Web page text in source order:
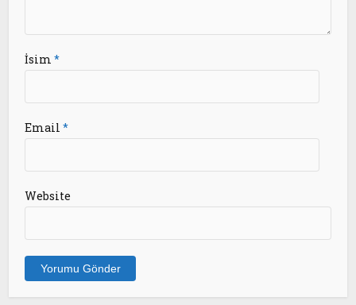
İsim*
Email*
Website